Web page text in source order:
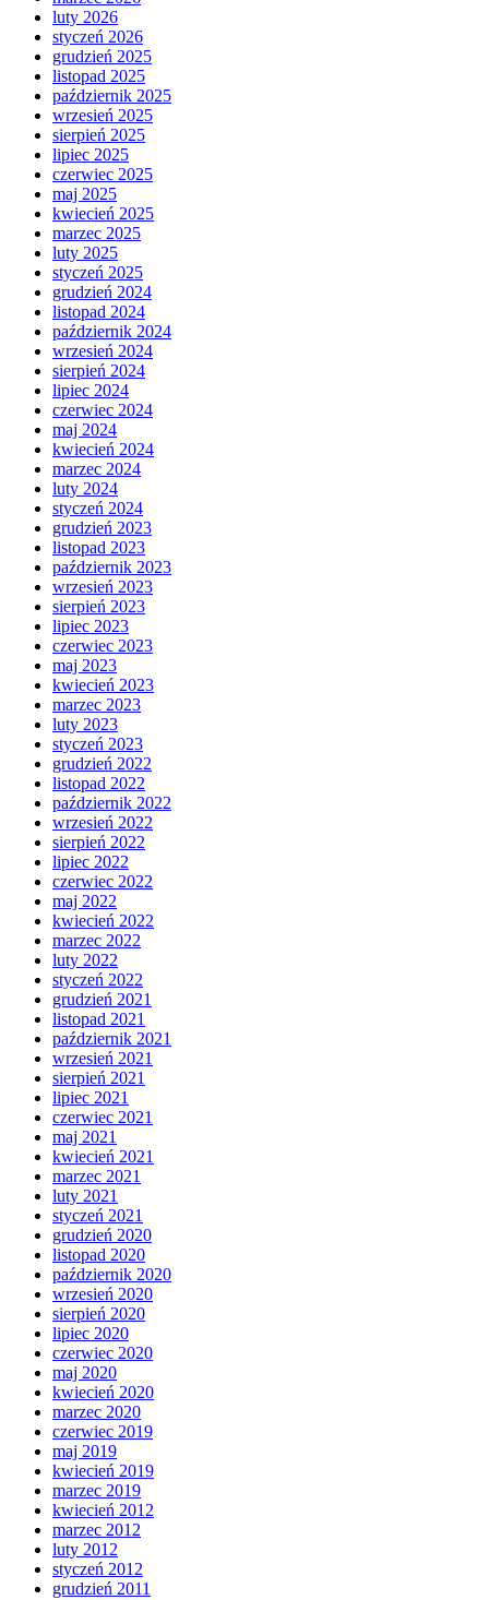
luty 2026
styczeń 2026
grudzień 2025
listopad 2025
październik 2025
wrzesień 2025
sierpień 2025
lipiec 2025
czerwiec 2025
maj 2025
kwiecień 2025
marzec 2025
luty 2025
styczeń 2025
grudzień 2024
listopad 2024
październik 2024
wrzesień 2024
sierpień 2024
lipiec 2024
czerwiec 2024
maj 2024
kwiecień 2024
marzec 2024
luty 2024
styczeń 2024
grudzień 2023
listopad 2023
październik 2023
wrzesień 2023
sierpień 2023
lipiec 2023
czerwiec 2023
maj 2023
kwiecień 2023
marzec 2023
luty 2023
styczeń 2023
grudzień 2022
listopad 2022
październik 2022
wrzesień 2022
sierpień 2022
lipiec 2022
czerwiec 2022
maj 2022
kwiecień 2022
marzec 2022
luty 2022
styczeń 2022
grudzień 2021
listopad 2021
październik 2021
wrzesień 2021
sierpień 2021
lipiec 2021
czerwiec 2021
maj 2021
kwiecień 2021
marzec 2021
luty 2021
styczeń 2021
grudzień 2020
listopad 2020
październik 2020
wrzesień 2020
sierpień 2020
lipiec 2020
czerwiec 2020
maj 2020
kwiecień 2020
marzec 2020
czerwiec 2019
maj 2019
kwiecień 2019
marzec 2019
kwiecień 2012
marzec 2012
luty 2012
styczeń 2012
grudzień 2011